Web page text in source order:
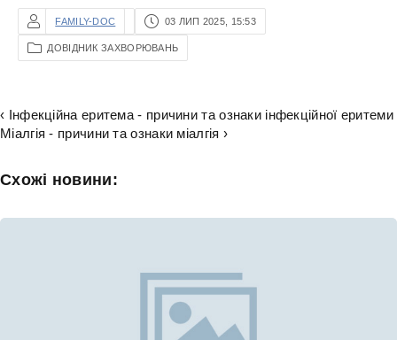
FAMILY-DOC 03 ЛИП 2025, 15:53
ДОВІДНИК ЗАХВОРЮВАНЬ
‹ Інфекційна еритема - причини та ознаки інфекційної еритеми
Міалгія - причини та ознаки міалгія ›
Схожі новини: